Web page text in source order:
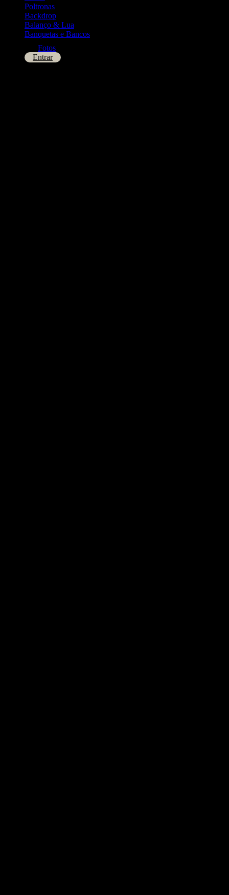
Poltronas
Backdrop
Balanço & Lua
Banquetas e Bancos
Fotos
Entrar